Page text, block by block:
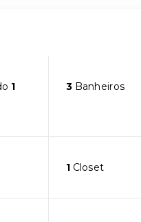
1
3Banheiros
1Closet